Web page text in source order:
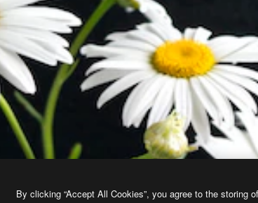
By clicking “Accept All Cookies”, you agree to the storing